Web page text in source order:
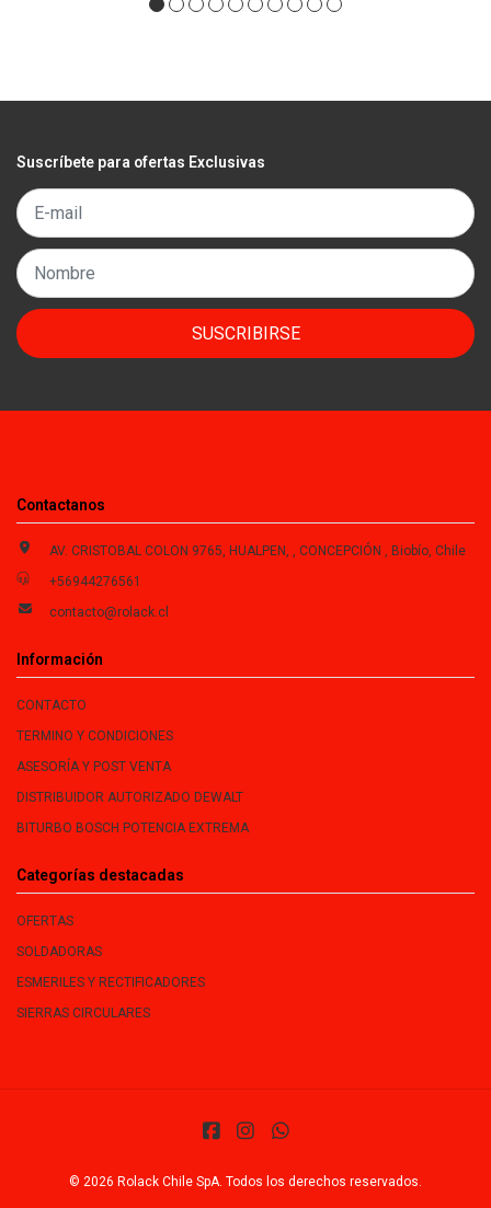
Suscríbete para ofertas Exclusivas
SUSCRIBIRSE
Contactanos
AV. CRISTOBAL COLON 9765, HUALPEN, , CONCEPCIÓN , Biobío, Chile
+56944276561
contacto@rolack.cl
Información
CONTACTO
TERMINO Y CONDICIONES
ASESORÍA Y POST VENTA
DISTRIBUIDOR AUTORIZADO DEWALT
BITURBO BOSCH POTENCIA EXTREMA
Categorías destacadas
OFERTAS
SOLDADORAS
ESMERILES Y RECTIFICADORES
SIERRAS CIRCULARES
© 2026 Rolack Chile SpA. Todos los derechos reservados.